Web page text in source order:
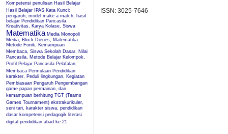
Kompetensi penulisan Hasil Belajar
Hasil Belajar IPAS Kata Kunci:
pengaruh, model make a match, hasil
belajar Pendidikan Pancasila.
Kreativitas, Karya Kolase, Siswa
Matematika Media Monopoli
Media, Block Dienes, Matematika
Metode Fonik, Kemampuan
Membaca, Siswa Sekolah Dasar. Nilai
Pancasila, Metode Belajar Kelompok,
Profil Pelajar Pancasila Pelafalan,
Membaca Permulaan Pendidikan
karakter, Peduli lingkungan, Kegiatan
Pembiasaan Pengaruh Pengembangan
game papan permainan, dan
kemampuan berhitung TGT (Teams
Games Tournament) ekstrakurikuler,
seni tari, karakter siswa, pendidikan
dasar kompetensi pedagogik literasi
digital pendidikan abad ke-21
ISSN: 3025-7646